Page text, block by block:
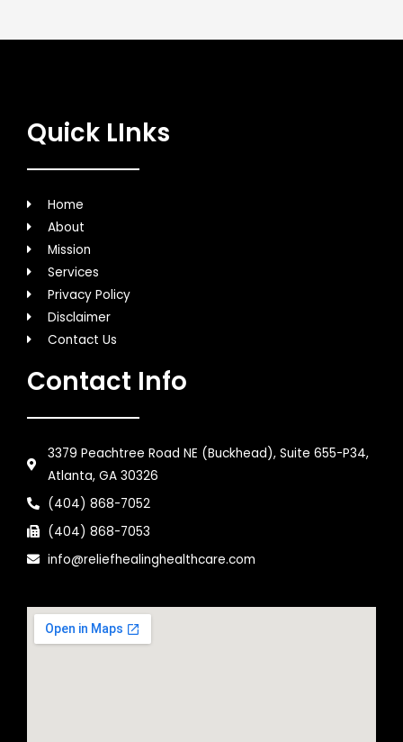
Quick LInks
Home
About
Mission
Services
Privacy Policy
Disclaimer
Contact Us
Contact Info
3379 Peachtree Road NE (Buckhead), Suite 655-P34,
Atlanta, GA 30326
(404) 868-7052
(404) 868-7053
info@reliefhealinghealthcare.com